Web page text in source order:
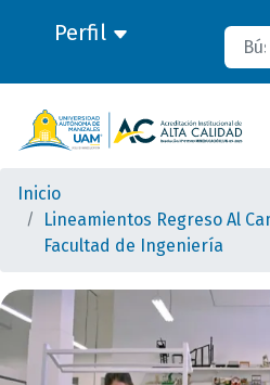
Perfil Buscar
Inicio
Lineamientos Regreso Al
Facultad de Ingeniería